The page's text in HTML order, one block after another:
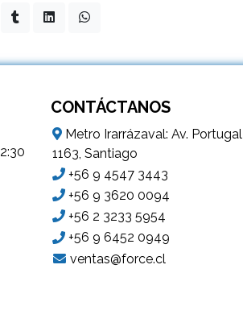
CONTÁCTANOS
Metro Irarrázaval: Av. Portugal
1163, Santiago
+56 9 4547 3443
+56 9 3620 0094
+56 2 3233 5954
+56 9 6452 0949
ventas@force.cl